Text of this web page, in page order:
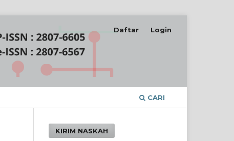
CARI
Daftar Login
KIRIM NASKAH